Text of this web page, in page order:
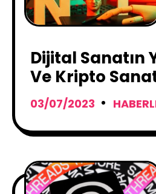
Dijital Sanatın
Ve Kripto
03/07/2023